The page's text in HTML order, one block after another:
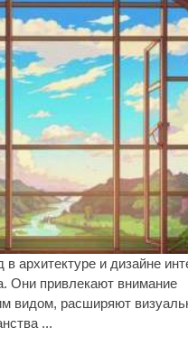
архитектуре и дизайне
Они привлекают внимание
видом, расширяют
...